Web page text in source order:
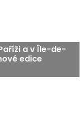
a v Île-de-
edice